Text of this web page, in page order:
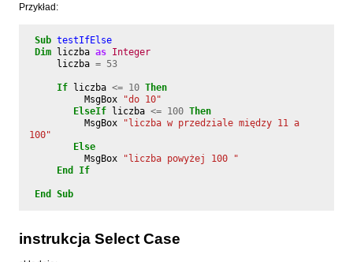
Przykład:
Sub testIfElse
Dim
liczba as Integer
liczba = 53
If liczba <= 10 Then
MsgBox
"do 10"
ElseIf
liczba <= 100 Then
MsgBox
"liczba w przedziale między 11 a
100"
Else
MsgBox
"liczba powyżej 100 "
End
If
End Sub
instrukcja Select Case